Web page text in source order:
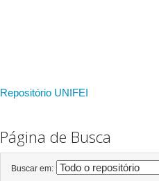
Repositório UNIFEI
Página de Busca
Buscar em: